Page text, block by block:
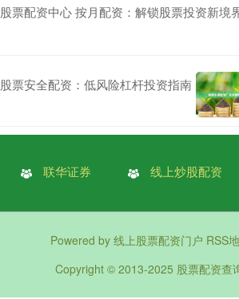
股票配资中心 按月配资：解锁股票投资新境
股票安全配资：低风险杠杆投资指南
联华证券 线上炒股配资
Powered by 线上股票配资门户 RSS
Copyright © 2013-2025 股票配资查